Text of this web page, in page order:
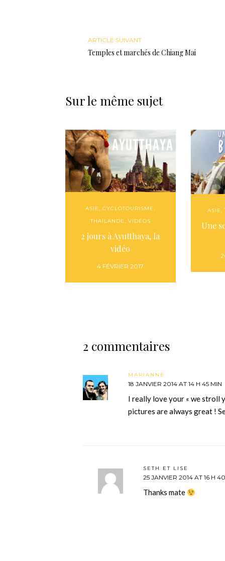
ARTICLE SUIVANT
Temples et marchés de Chiang Mai
Sur le même sujet
ASIE,CYCLOTOURISME,
THAÏLANDE, VIDÉOS
2 jours à Ayutthaya, la
vidéo
4 FÉVRIER 2017
ASIE,
Une
2 commentaires
MARIANNE
18 JANVIER 2014 AT 14 H 45 MIN
I really love your « we stroll
pictures are always great !
SETH ET LISE
25 JANVIER 2014 AT 16 H
Thanks mate